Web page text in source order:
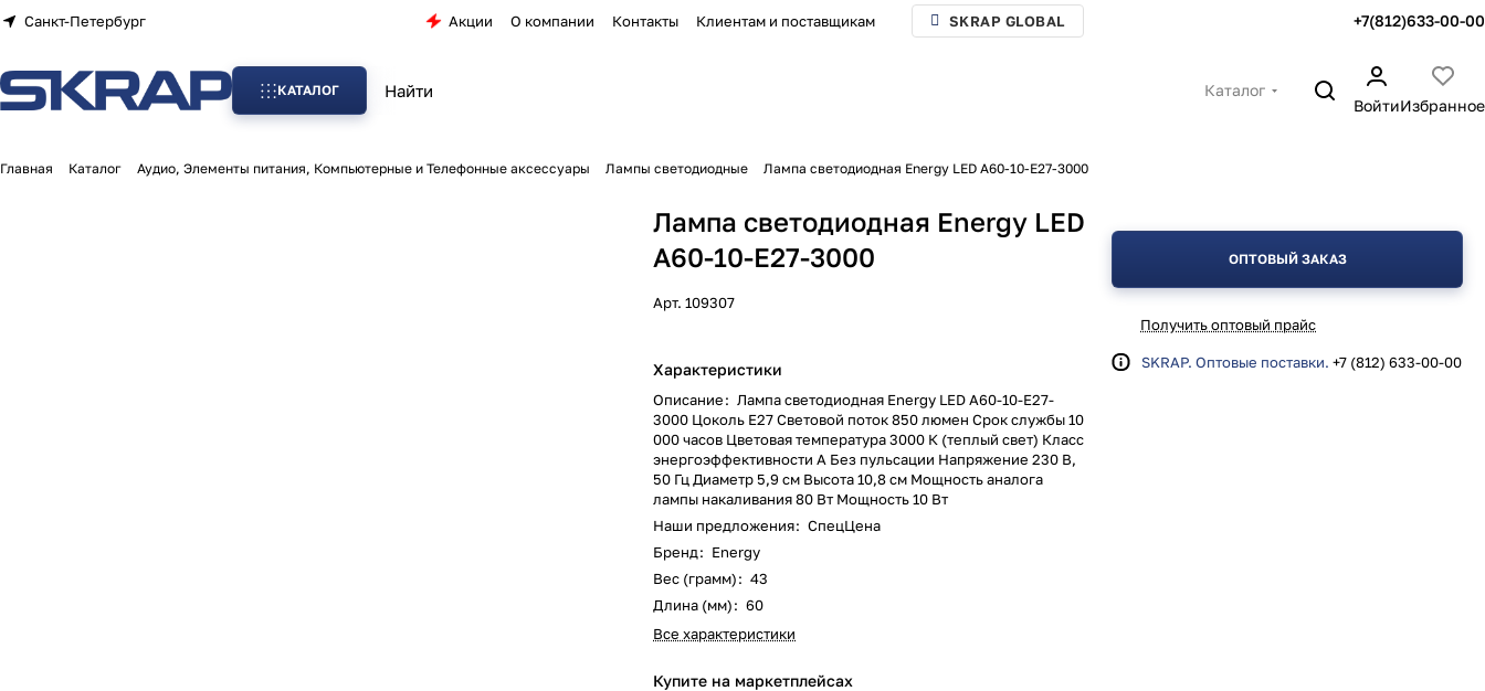
Санкт-Петербург Акции О компании Контакты Клиентам и поставщикам SKRAP GLOBAL +7(812)633-00-00
КАТАЛОГ
Каталог
ВойтиИзбранное
Главная Каталог Аудио, Элементы питания, Компьютерные и Телефонные аксессуары Лампы светодиодные Лампа светодиодная Energy LED А60-10-E27-3000
Лампа светодиодная Energy LED
А60-10-E27-3000
Арт.109307
Характеристики
Описание: Лампа светодиодная Energy LED А60-10-E27-
3000 Цоколь E27 Световой поток 850 люмен Срок службы 10
000 часов Цветовая температура 3000 К (теплый свет) Класс
энергоэффективности А Без пульсации Напряжение 230 В,
50 Гц Диаметр 5,9 см Высота 10,8 см Мощность аналога
лампы накаливания 80 Вт Мощность 10 Вт
Наши предложения: СпецЦена
Бренд: Energy
Вес (грамм): 43
Длина (мм): 60
Все характеристики
Купите на маркетплейсах
ОПТОВЫЙ ЗАКАЗ
Получить оптовый прайс
SKRAP. Оптовые поставки. +7 (812) 633-00-00